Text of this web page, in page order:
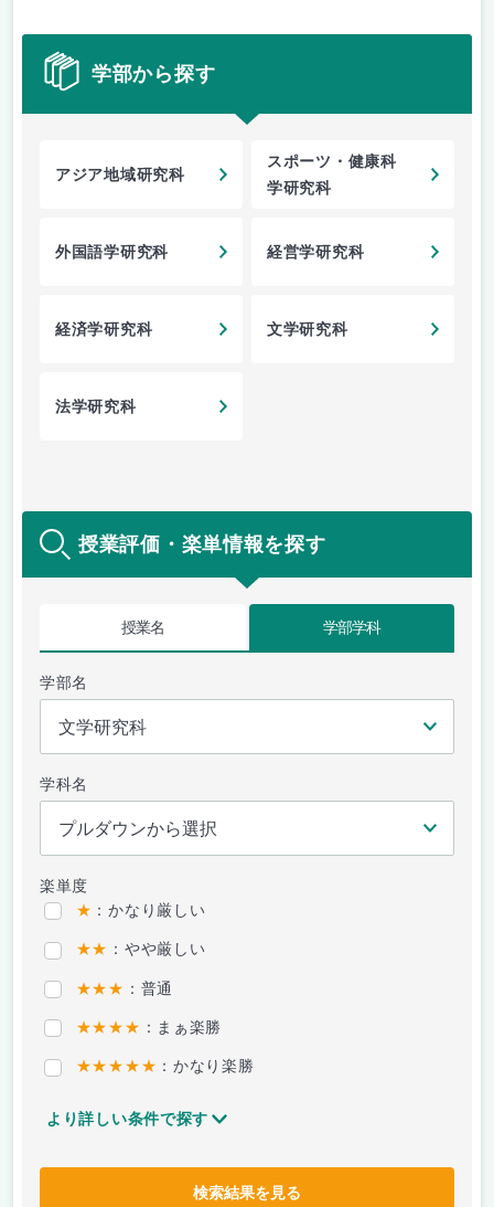
学部から探す
アジア地域研究科
スポーツ・健康科
学研究科
外国語学研究科 経営学研究科
経済学研究科 文学研究科
法学研究科
授業評価・楽単情報を探す
授業名 学部学科
学部名
学科名
楽単度
★ ：かなり厳しい
★★ ：やや厳しい
★★★ ：普通
★★★★ ：まぁ楽勝
★★★★★ ：かなり楽勝
より詳しい条件で探す
検索結果を見る